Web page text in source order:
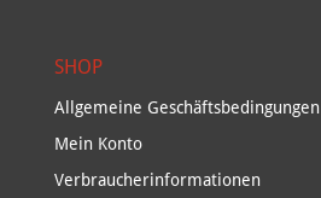
SHOP
Allgemeine Geschäftsbedingungen
Mein Konto
Verbraucherinformationen